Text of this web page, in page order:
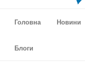
Головна
Новини
Блоги